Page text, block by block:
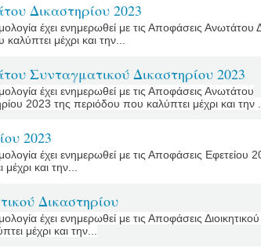
Δικαστηρίου 2023
έχει ενημερωθεί με τις Αποφάσεις Ανωτάτου
μέχρι και την...
Συνταγματικού Δικαστηρίου 2023
έχει ενημερωθεί με τις Αποφάσεις Ανωτάτου
2023 της περιόδου που καλύπτει μέχρι και την ...
2023
έχει ενημερωθεί με τις Αποφάσεις Εφετείου
και την...
Δικαστηρίου
έχει ενημερωθεί με τις Αποφάσεις
μέχρι και την...